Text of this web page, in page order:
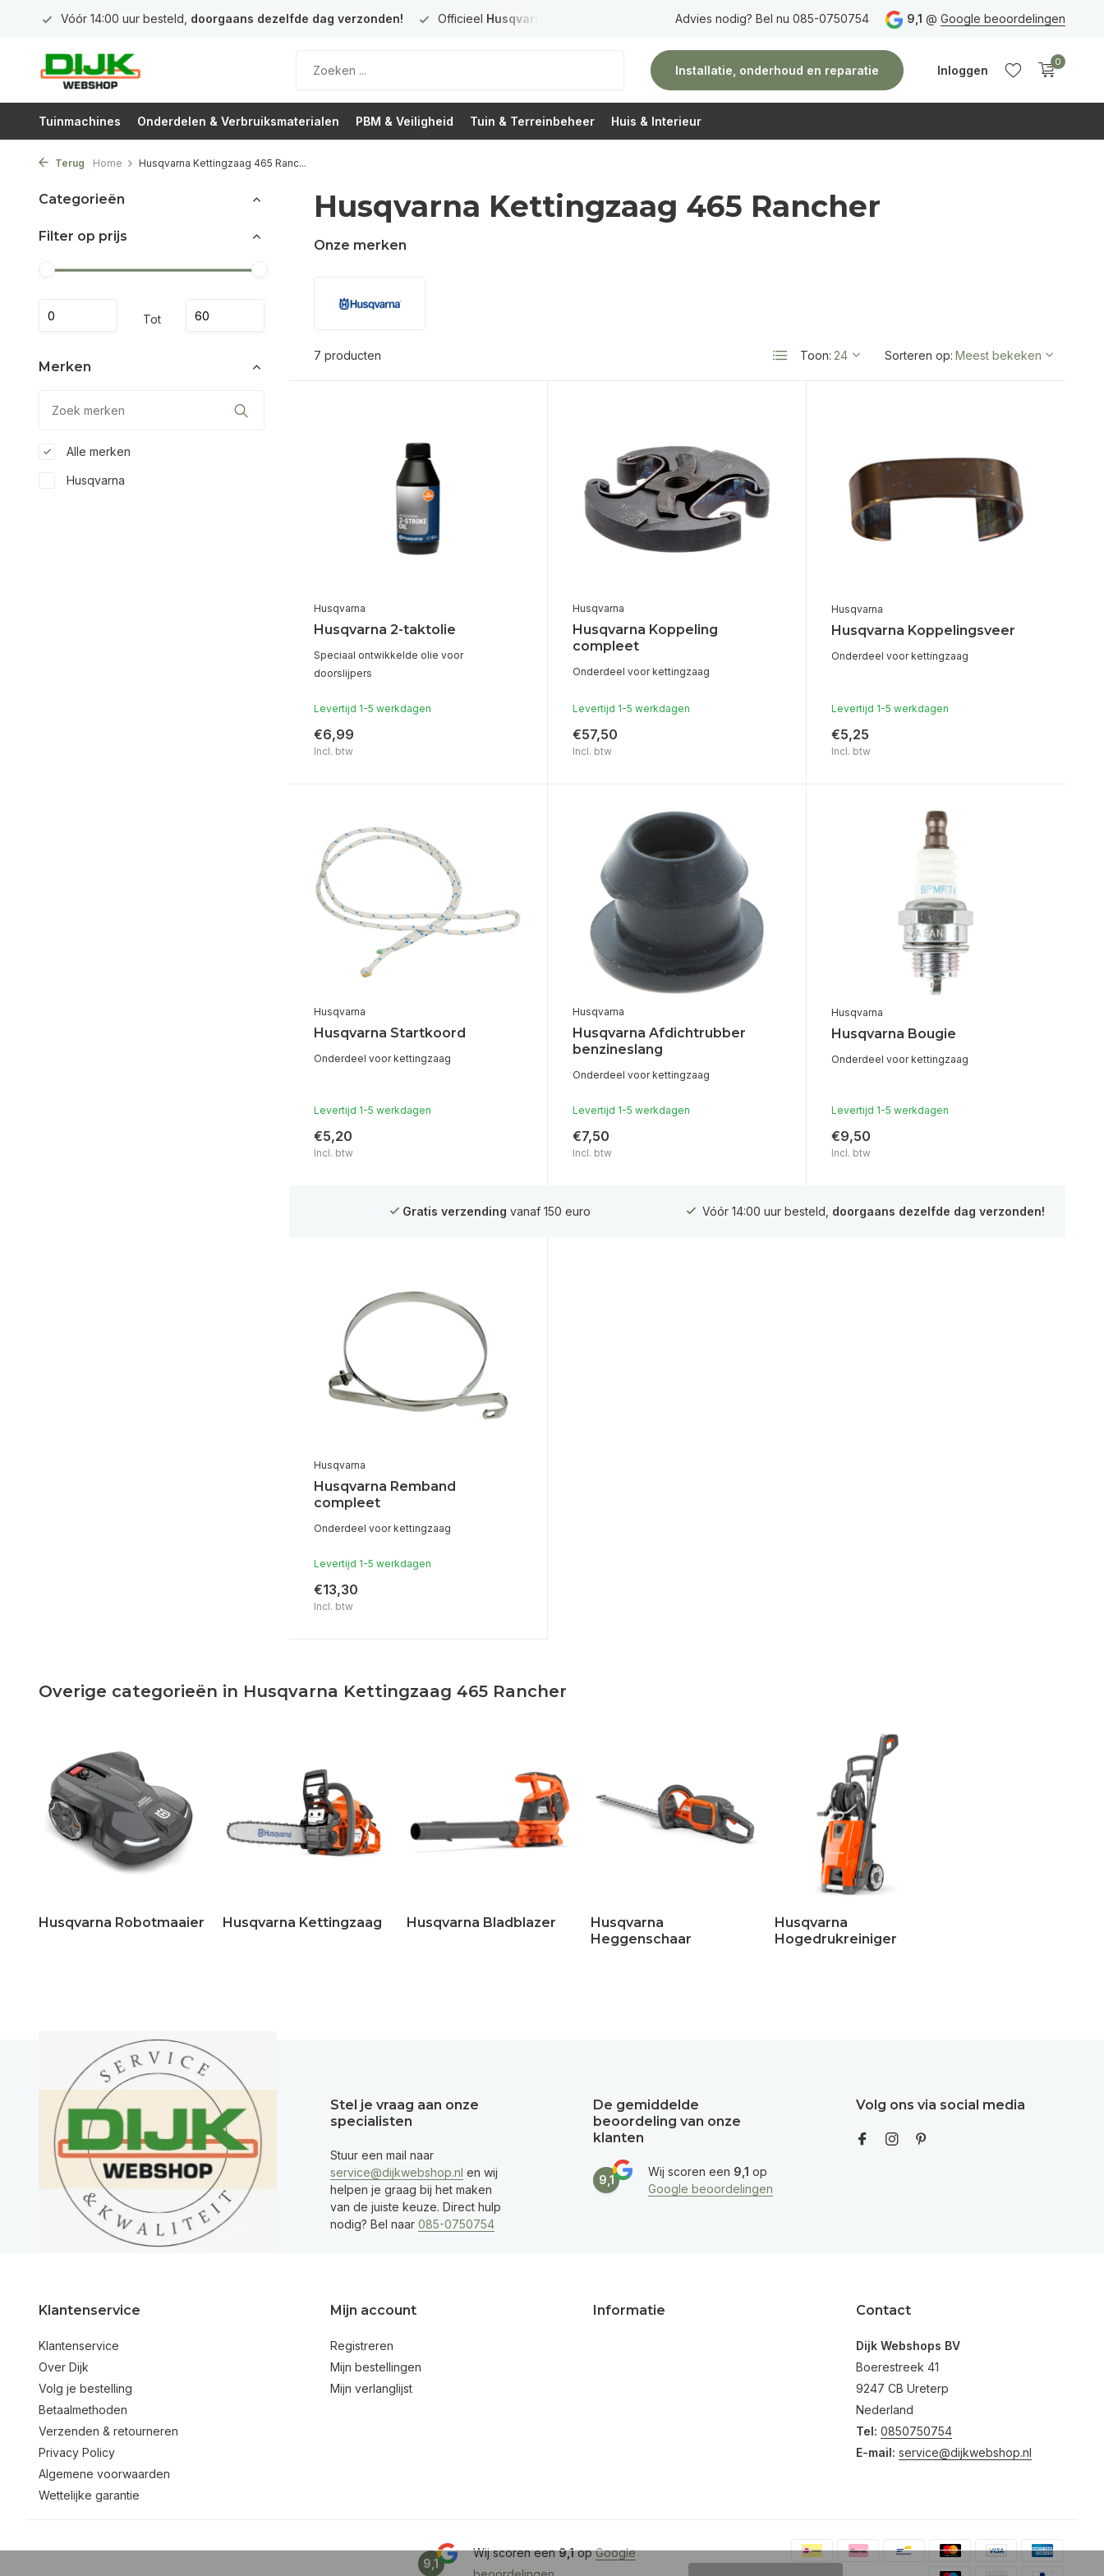
Vóór 14:00 uur besteld, doorgaans dezelfde dag verzonden! Officieel Husqvarna Premium Dealer in Nederland Gratis verzendingvanaf 150 euro Vóór 14:00 uur besteld,
Advies nodig? Bel nu 085-0750754 9,1 @ Google beoordelingen
Installatie, onderhoud en reparatie Inloggen
0
Tuinmachines Onderdelen & Verbruiksmaterialen PBM & Veiligheid Tuin & Terreinbeheer Huis & Interieur
Terug Home Husqvarna Kettingzaag 465 Ranc...
Categorieën
Filter op prijs
Tot
Merken
Alle merken
Husqvarna
Husqvarna Kettingzaag 465 Rancher
Onze merken
7 producten Toon: Sorteren op:
Husqvarna
Husqvarna 2-taktolie
Speciaal ontwikkelde olie voor
doorslijpers
Levertijd 1-5 werkdagen
€6,99
Incl. btw
Husqvarna
Husqvarna Koppeling
compleet
Onderdeel voor kettingzaag
Levertijd 1-5 werkdagen
€57,50
Incl. btw
Husqvarna
Husqvarna Koppelingsveer
Onderdeel voor kettingzaag
Levertijd 1-5 werkdagen
€5,25
Incl. btw
Husqvarna
Husqvarna Startkoord
Onderdeel voor kettingzaag
Levertijd 1-5 werkdagen
€5,20
Incl. btw
Husqvarna
Husqvarna Afdichtrubber
benzineslang
Onderdeel voor kettingzaag
Levertijd 1-5 werkdagen
€7,50
Incl. btw
Husqvarna
Husqvarna Bougie
Onderdeel voor kettingzaag
Levertijd 1-5 werkdagen
€9,50
Incl. btw
Gratis verzending vanaf 150 euro Vóór 14:00 uur besteld, doorgaans dezelfde dag verzonden!
Husqvarna
Husqvarna Remband
compleet
Onderdeel voor kettingzaag
Levertijd 1-5 werkdagen
€13,30
Incl. btw
Overige categorieën in Husqvarna Kettingzaag 465 Rancher
Husqvarna Robotmaaier Husqvarna Kettingzaag Husqvarna Bladblazer
Husqvarna
Heggenschaar
Husqvarna
Hogedrukreiniger
Stel je vraag aan onze
specialisten
Stuur een mail naar
service@dijkwebshop.nl en wij
helpen je graag bij het maken
van de juiste keuze. Direct hulp
nodig? Bel naar 085-0750754
De gemiddelde
beoordeling van onze
klanten
9,1
Wij scoren een 9,1 op
Google beoordelingen
Volg ons via social media
Klantenservice
Klantenservice
Over Dijk
Volg je bestelling
Betaalmethoden
Verzenden & retourneren
Privacy Policy
Algemene voorwaarden
Wettelijke garantie
Mijn account
Registreren
Mijn bestellingen
Mijn verlanglijst
Informatie Contact
Dijk Webshops BV
Boerestreek 41
9247 CB Ureterp
Nederland
Tel: 0850750754
E-mail: service@dijkwebshop.nl
9,1
Wij scoren een9,1opGoogle